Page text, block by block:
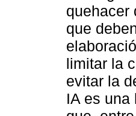
quehacer
que
limitar la
evitar la
IA es